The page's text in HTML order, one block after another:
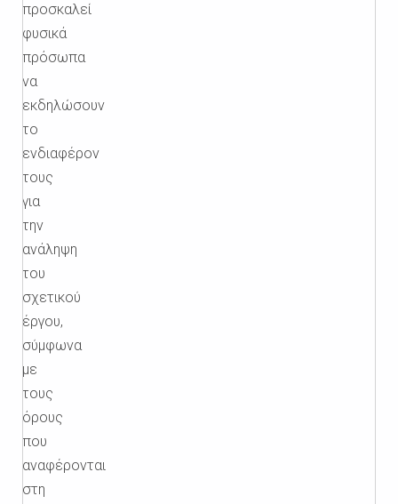
προσκαλεί
φυσικά
πρόσωπα
να
εκδηλώσουν
το
ενδιαφέρον
τους
για
την
ανάληψη
του
σχετικού
έργου,
σύμφωνα
με
τους
όρους
που
αναφέρονται
στη